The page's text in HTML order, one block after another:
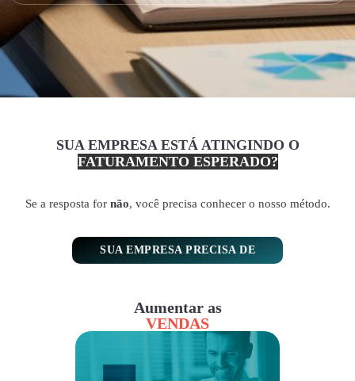
SUA EMPRESA ESTÁ ATINGINDO O
FATURAMENTO ESPERADO?
Se a resposta for não, você precisa conhecer o nosso método.
SUA EMPRESA PRECISA DE
Aumentar as
VENDAS